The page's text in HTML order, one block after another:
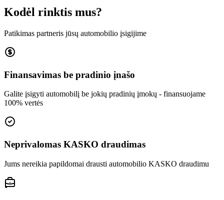
Kodėl rinktis mus?
Patikimas partneris jūsų automobilio įsigijime
Finansavimas be pradinio įnašo
Galite įsigyti automobilį be jokių pradinių įmokų - finansuojame
100% vertės
Neprivalomas KASKO draudimas
Jums nereikia papildomai drausti automobilio KASKO draudimu